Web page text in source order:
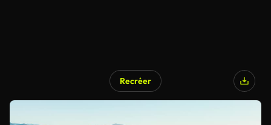
Recréer